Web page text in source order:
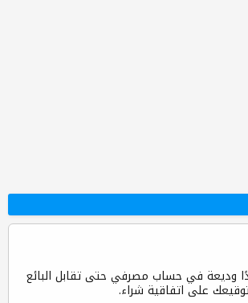
وديعة في حساب مصرفي حتى تقابل البائع
على اتفاقية شراء.